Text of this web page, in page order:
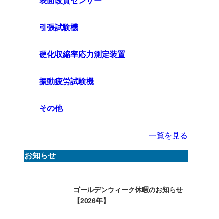
引張試験機
硬化収縮率応力測定装置
振動疲労試験機
その他
一覧を見る
お知らせ
ゴールデンウィーク休暇のお知らせ
【2026年】